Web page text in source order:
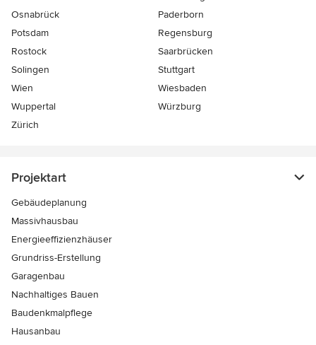
Osnabrück
Paderborn
Potsdam
Regensburg
Rostock
Saarbrücken
Solingen
Stuttgart
Wien
Wiesbaden
Wuppertal
Würzburg
Zürich
Projektart
Gebäudeplanung
Massivhausbau
Energieeffizienzhäuser
Grundriss-Erstellung
Garagenbau
Nachhaltiges Bauen
Baudenkmalpflege
Hausanbau